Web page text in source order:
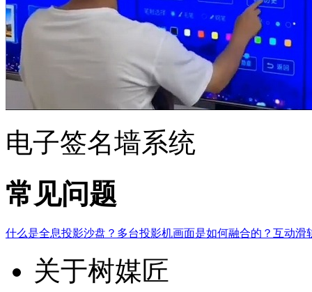
电子签名墙系统
常见问题
什么是全息投影沙盘？ 多台投影机画面是如何融合的？ 互动滑
关于树媒匠